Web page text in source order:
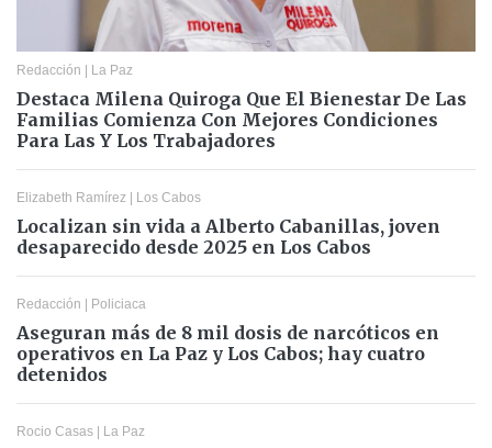
Redacción La Paz
Destaca Milena Quiroga Que El Bienestar De Las
Familias Comienza Con Mejores Condiciones
Para Las Y Los Trabajadores
Elizabeth Ramírez Los Cabos
Localizan sin vida a Alberto Cabanillas, joven
desaparecido desde 2025 en Los Cabos
Redacción Policiaca
Aseguran más de 8 mil dosis de narcóticos en
operativos en La Paz y Los Cabos; hay cuatro
detenidos
Rocio Casas La Paz